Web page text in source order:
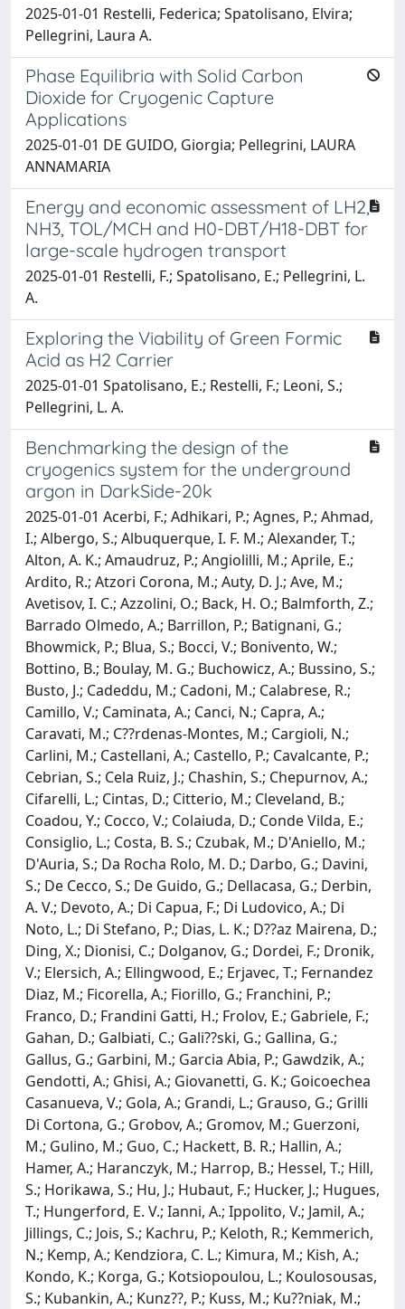
2025-01-01 Restelli, Federica; Spatolisano, Elvira;
Pellegrini, Laura A.
Phase Equilibria with Solid Carbon
Dioxide for Cryogenic Capture
Applications
2025-01-01 DE GUIDO, Giorgia; Pellegrini, LAURA
ANNAMARIA
Energy and economic assessment of LH2,
NH3, TOL/MCH and H0-DBT/H18-DBT for
large-scale hydrogen transport
2025-01-01 Restelli, F.; Spatolisano, E.; Pellegrini, L.
A.
Exploring the Viability of Green Formic
Acid as H2 Carrier
2025-01-01 Spatolisano, E.; Restelli, F.; Leoni, S.;
Pellegrini, L. A.
Benchmarking the design of the
cryogenics system for the underground
argon in DarkSide-20k
2025-01-01 Acerbi, F.; Adhikari, P.; Agnes, P.; Ahmad,
I.; Albergo, S.; Albuquerque, I. F. M.; Alexander, T.;
Alton, A. K.; Amaudruz, P.; Angiolilli, M.; Aprile, E.;
Ardito, R.; Atzori Corona, M.; Auty, D. J.; Ave, M.;
Avetisov, I. C.; Azzolini, O.; Back, H. O.; Balmforth, Z.;
Barrado Olmedo, A.; Barrillon, P.; Batignani, G.;
Bhowmick, P.; Blua, S.; Bocci, V.; Bonivento, W.;
Bottino, B.; Boulay, M. G.; Buchowicz, A.; Bussino, S.;
Busto, J.; Cadeddu, M.; Cadoni, M.; Calabrese, R.;
Camillo, V.; Caminata, A.; Canci, N.; Capra, A.;
Caravati, M.; C??rdenas-Montes, M.; Cargioli, N.;
Carlini, M.; Castellani, A.; Castello, P.; Cavalcante, P.;
Cebrian, S.; Cela Ruiz, J.; Chashin, S.; Chepurnov, A.;
Cifarelli, L.; Cintas, D.; Citterio, M.; Cleveland, B.;
Coadou, Y.; Cocco, V.; Colaiuda, D.; Conde Vilda, E.;
Consiglio, L.; Costa, B. S.; Czubak, M.; D'Aniello, M.;
D'Auria, S.; Da Rocha Rolo, M. D.; Darbo, G.; Davini,
S.; De Cecco, S.; De Guido, G.; Dellacasa, G.; Derbin,
A. V.; Devoto, A.; Di Capua, F.; Di Ludovico, A.; Di
Noto, L.; Di Stefano, P.; Dias, L. K.; D??az Mairena, D.;
Ding, X.; Dionisi, C.; Dolganov, G.; Dordei, F.; Dronik,
V.; Elersich, A.; Ellingwood, E.; Erjavec, T.; Fernandez
Diaz, M.; Ficorella, A.; Fiorillo, G.; Franchini, P.;
Franco, D.; Frandini Gatti, H.; Frolov, E.; Gabriele, F.;
Gahan, D.; Galbiati, C.; Gali??ski, G.; Gallina, G.;
Gallus, G.; Garbini, M.; Garcia Abia, P.; Gawdzik, A.;
Gendotti, A.; Ghisi, A.; Giovanetti, G. K.; Goicoechea
Casanueva, V.; Gola, A.; Grandi, L.; Grauso, G.; Grilli
Di Cortona, G.; Grobov, A.; Gromov, M.; Guerzoni,
M.; Gulino, M.; Guo, C.; Hackett, B. R.; Hallin, A.;
Hamer, A.; Haranczyk, M.; Harrop, B.; Hessel, T.; Hill,
S.; Horikawa, S.; Hu, J.; Hubaut, F.; Hucker, J.; Hugues,
T.; Hungerford, E. V.; Ianni, A.; Ippolito, V.; Jamil, A.;
Jillings, C.; Jois, S.; Kachru, P.; Keloth, R.; Kemmerich,
N.; Kemp, A.; Kendziora, C. L.; Kimura, M.; Kish, A.;
Kondo, K.; Korga, G.; Kotsiopoulou, L.; Koulosousas,
S.; Kubankin, A.; Kunz??, P.; Kuss, M.; Ku??niak, M.;